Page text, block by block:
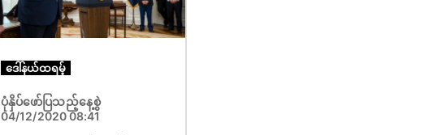
ဒေါ်နယ်ထရမ့်
ပုံနှိပ်ဖော်ပြသည့်နေ့စွဲ
04/12/2020 08:41